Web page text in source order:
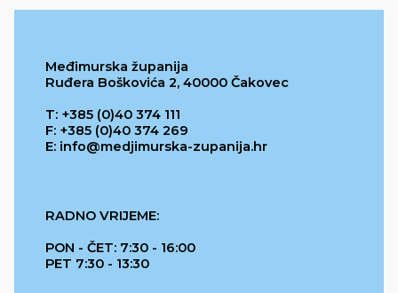
Međimurska županija
Ruđera Boškovića 2, 40000 Čakovec
T: +385 (0)40 374 111
F: +385 (0)40 374 269
E: info@medjimurska-zupanija.hr
RADNO VRIJEME:
PON - ČET: 7:30 - 16:00
PET 7:30 - 13:30